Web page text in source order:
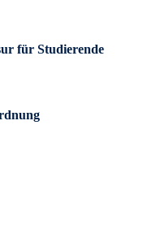
für Studierende